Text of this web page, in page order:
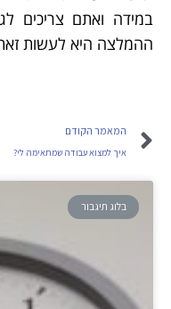
במידה ואתם צריכים
ההמלצה היא לעשות
המאמר הקודם
איך למצוא עבודה שמתאימה לי?
בלוג תיגבור